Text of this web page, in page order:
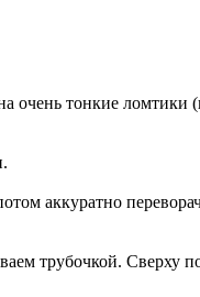
очень тонкие
аккуратно
трубочкой. Сверху